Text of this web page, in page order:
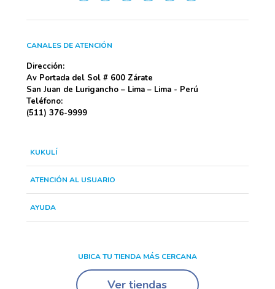
CANALES DE ATENCIÓN
Dirección:
Av Portada del Sol # 600 Zárate
San Juan de Lurigancho – Lima – Lima - Perú
Teléfono:
(511) 376-9999
KUKULÍ
ATENCIÓN AL USUARIO
AYUDA
UBICA TU TIENDA MÁS CERCANA
Ver tiendas